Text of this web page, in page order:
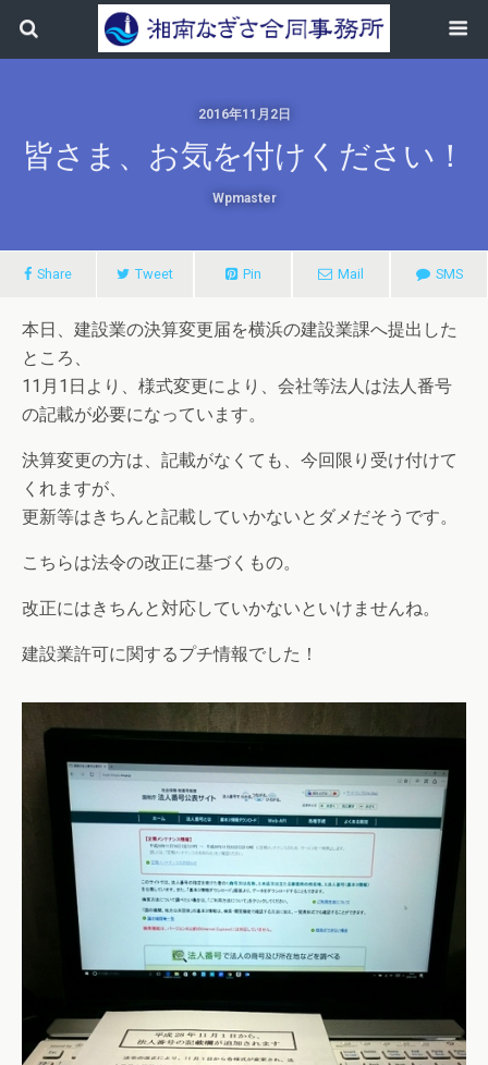
2016年11月2日
皆さま、お気を付けください！
Wpmaster
Share Tweet Pin Mail SMS
本日、建設業の決算変更届を横浜の建設業課へ提出した
ところ、
11月1日より、様式変更により、会社等法人は法人番号
の記載が必要になっています。
決算変更の方は、記載がなくても、今回限り受け付けて
くれますが、
更新等はきちんと記載していかないとダメだそうです。
こちらは法令の改正に基づくもの。
改正にはきちんと対応していかないといけませんね。
建設業許可に関するプチ情報でした！